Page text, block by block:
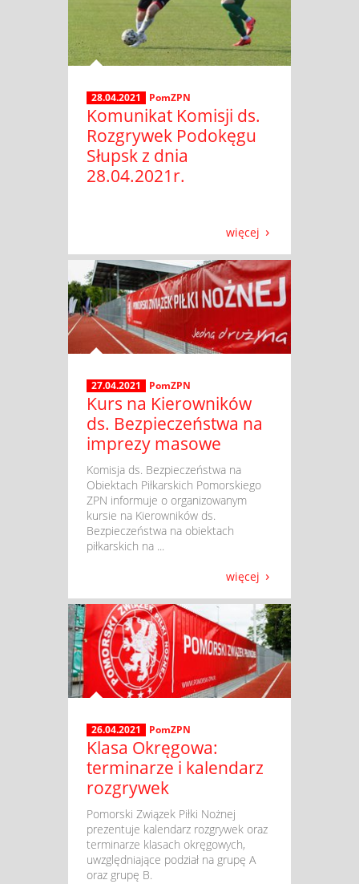
28.04.2021 PomZPN
Komunikat Komisji ds.
Rozgrywek Podokęgu
Słupsk z dnia
28.04.2021r.
więcej
27.04.2021 PomZPN
Kurs na Kierowników
ds. Bezpieczeństwa na
imprezy masowe
​ Komisja ds. Bezpieczeństwa na
Obiektach Piłkarskich Pomorskiego
ZPN informuje o organizowanym
kursie na Kierowników ds.
Bezpieczeństwa na obiektach
piłkarskich na ...
więcej
26.04.2021 PomZPN
Klasa Okręgowa:
terminarze i kalendarz
rozgrywek
​ Pomorski Związek Piłki Nożnej
prezentuje kalendarz rozgrywek oraz
terminarze klasach okręgowych,
uwzględniające podział na grupę A
oraz grupę B.